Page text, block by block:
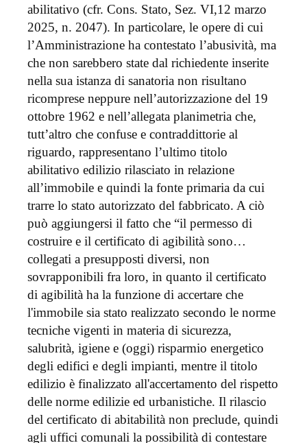
abilitativo (cfr. Cons. Stato, Sez. VI,12 marzo
2025, n. 2047). In particolare, le opere di cui
l’Amministrazione ha contestato l’abusività, ma
che non sarebbero state dal richiedente inserite
nella sua istanza di sanatoria non risultano
ricomprese neppure nell’autorizzazione del 19
ottobre 1962 e nell’allegata planimetria che,
tutt’altro che confuse e contraddittorie al
riguardo, rappresentano l’ultimo titolo
abilitativo edilizio rilasciato in relazione
all’immobile e quindi la fonte primaria da cui
trarre lo stato autorizzato del fabbricato. A ciò
può aggiungersi il fatto che “il permesso di
costruire e il certificato di agibilità sono…
collegati a presupposti diversi, non
sovrapponibili fra loro, in quanto il certificato
di agibilità ha la funzione di accertare che
l'immobile sia stato realizzato secondo le norme
tecniche vigenti in materia di sicurezza,
salubrità, igiene e (oggi) risparmio energetico
degli edifici e degli impianti, mentre il titolo
edilizio è finalizzato all'accertamento del rispetto
delle norme edilizie ed urbanistiche. Il rilascio
del certificato di abitabilità non preclude, quindi
agli uffici comunali la possibilità di contestare